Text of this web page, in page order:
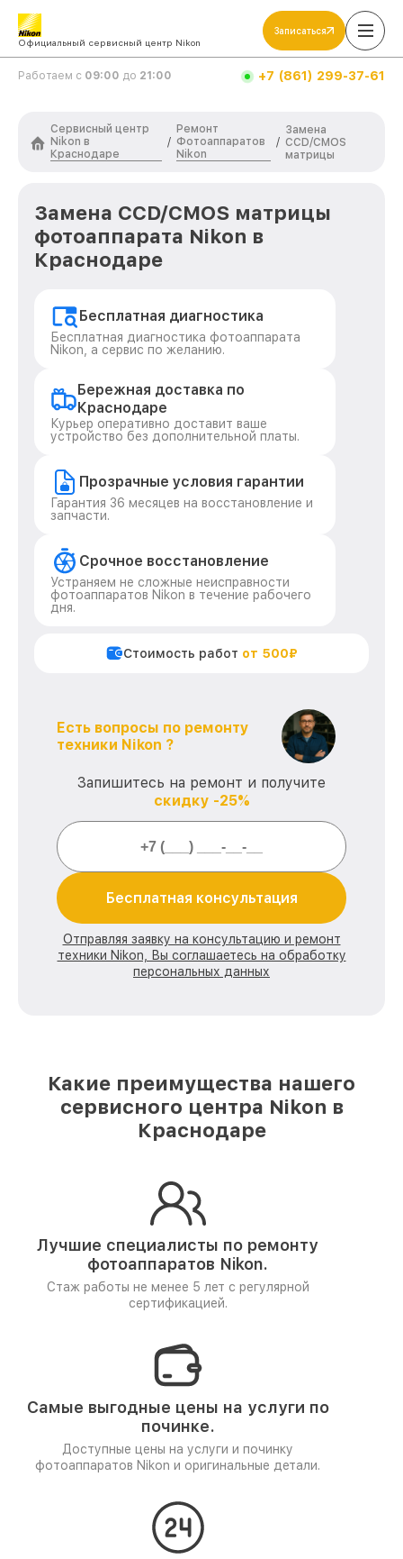
Официальный сервисный центр Nikon
Записаться
Работаем с 09:00 до 21:00 +7 (861) 299-37-61
Сервисный центр
Nikon в
Краснодаре
/
Ремонт
Фотоаппаратов
Nikon
/
Замена
CCD/CMOS
матрицы
Замена CCD/CMOS матрицы
фотоаппарата Nikon в
Краснодаре
Бесплатная диагностика
Бесплатная диагностика фотоаппарата
Nikon, а сервис по желанию.
Бережная доставка по
Краснодаре
Курьер оперативно доставит ваше
устройство без дополнительной платы.
Прозрачные условия гарантии
Гарантия 36 месяцев на восстановление и
запчасти.
Срочное восстановление
Устраняем не сложные неисправности
фотоаппаратов Nikon в течение рабочего
дня.
Стоимость работ от 500₽
Есть вопросы по ремонту
техники Nikon ?
Запишитесь на ремонт и получите
скидку -25%
Бесплатная консультация
Отправляя заявку на консультацию и ремонт
техники Nikon, Вы соглашаетесь на обработку
персональных данных
Какие преимущества нашего
сервисного центра Nikon в
Краснодаре
Лучшие специалисты по ремонту
фотоаппаратов Nikon.
Стаж работы не менее 5 лет с регулярной
сертификацией.
Самые выгодные цены на услуги по
починке.
Доступные цены на услуги и починку
фотоаппаратов Nikon и оригинальные детали.